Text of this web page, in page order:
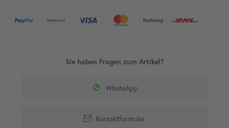
WhatsApp
Kontaktformular